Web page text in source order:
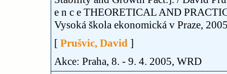
e n c e THEORETICAL AND
Vysoká škola ekonomická v Praze,
[ Prušvic, David ]
Akce: Praha, 8. - 9. 4. 2005, WRD